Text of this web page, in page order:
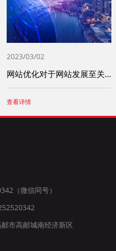
2023/03/02
网站优化对于网站发展至关重要 这些问题一
查看详情
（微信同号）
市高邮城南经济新区